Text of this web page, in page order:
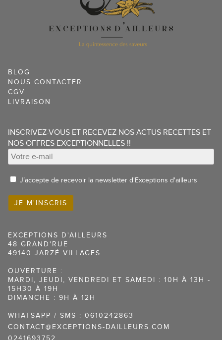
BLOG
NOUS CONTACTER
CGV
LIVRAISON
INSCRIVEZ-VOUS ET RECEVEZ NOS ACTUS RECETTES ET
NOS OFFRES EXCEPTIONNELLES !!
J’accepte de recevoir la newsletter d'Exceptions d'ailleurs
EXCEPTIONS D'AILLEURS
48 GRAND'RUE
49140 JARZÉ VILLAGES
OUVERTURE :
MARDI, JEUDI, VENDREDI ET SAMEDI : 10H À 13H -
15H30 À 19H
DIMANCHE : 9H À 12H
WHATSAPP / SMS : 0610242863
CONTACT@EXCEPTIONS-DAILLEURS.COM